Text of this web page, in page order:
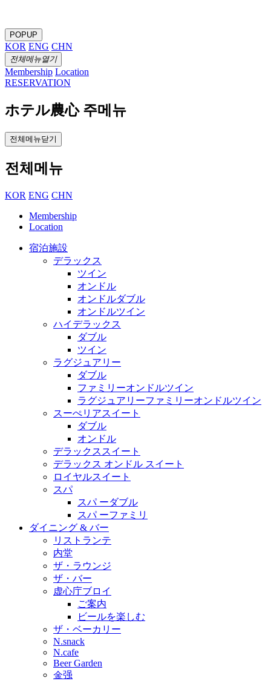
POPUP
KOR ENG CHN
전체메뉴열기
Membership Location
RESERVATION
ホテル農心 주메뉴
전체메뉴닫기
전체메뉴
KOR ENG CHN
Membership
Location
宿泊施設
デラックス
ツイン
オンドル
オンドルダブル
オンドルツイン
ハイデラックス
ダブル
ツイン
ラグジュアリー
ダブル
ファミリーオンドルツイン
ラグジュアリーファミリーオンドルツイン
スーぺリアスイート
ダブル
オンドル
デラックススイート
デラックス オンドル スイート
ロイヤルスイート
スパ
スパ ーダブル
スパ ーファミリ
ダイニング & バー
リストランテ
内堂
ザ・ラウンジ
ザ・バー
虚心庁ブロイ
ご案内
ビールを楽しむ
ザ・ベーカリー
N.snack
N.cafe
Beer Garden
金强